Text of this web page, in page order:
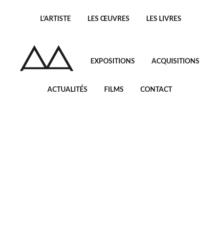
L'ARTISTE LES ŒUVRES LES LIVRES
EXPOSITIONS ACQUISITIONS
ACTUALITÉS FILMS CONTACT